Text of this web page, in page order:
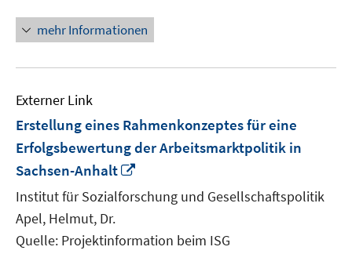
mehr Informationen
Externer Link
Erstellung eines Rahmenkonzeptes für eine
Erfolgsbewertung der Arbeitsmarktpolitik in
Sachsen-Anhalt
neuem
Fenster
Institut für Sozialforschung und Gesellschaftspolitik
Apel, Helmut, Dr.
Quelle: Projektinformation beim ISG